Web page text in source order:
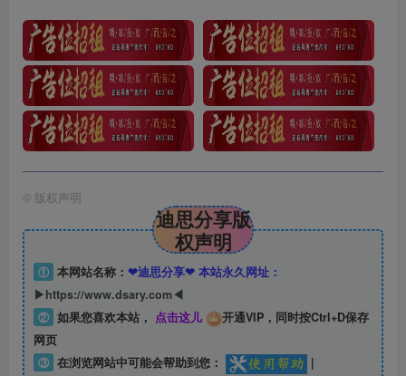
© 版权声明
迪思分享版
权声明
① 本网站名称： ❤迪思分享❤ 本站永久网址：
▶https://www.dsary.com◀
② 如果您喜欢本站， 点击这儿
开通VIP，同时按Ctrl+D保存
网页
③ 在浏览网站中可能会帮助到您：
|